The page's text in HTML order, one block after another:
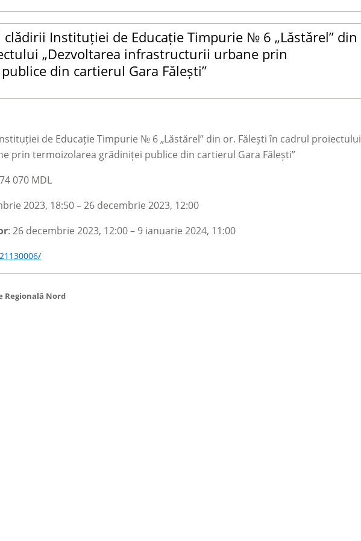
Instituției de Educație Timpurie № 6 „Lăstărel” din
„Dezvoltarea infrastructurii urbane prin
din cartierul Gara Fălești”
de Educație Timpurie № 6 „Lăstărel” din or. Fălești în cadrul proiectului
prin termoizolarea grădiniței publice din cartierul Gara Fălești”
070 MDL
2023, 18:50–26 decembrie 2023, 12:00
: 26 decembrie 2023, 12:00 – 9 ianuarie 2024, 11:00
Regională Nord